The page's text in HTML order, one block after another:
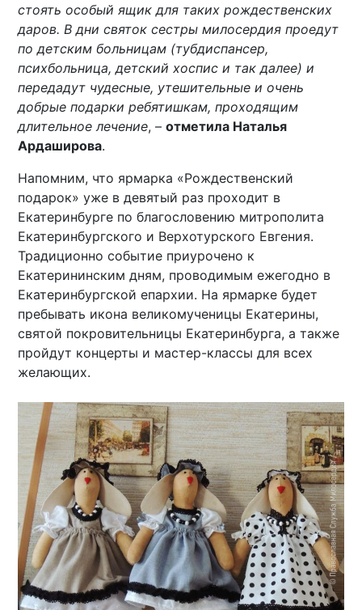
стоять особый ящик для таких рождественских
даров. В дни святок сестры милосердия проедут
по детским больницам (тубдиспансер,
психбольница, детский хоспис и так далее) и
передадут чудесные, утешительные и очень
добрые подарки ребятишкам, проходящим
длительное лечение, –отметила Наталья
Ардаширова.
Напомним, что ярмарка «Рождественский
подарок» уже в девятый раз проходит в
Екатеринбурге по благословению митрополита
Екатеринбургского и Верхотурского Евгения.
Традиционно событие приурочено к
Екатерининским дням, проводимым ежегодно в
Екатеринбургской епархии. На ярмарке будет
пребывать икона великомученицы Екатерины,
святой покровительницы Екатеринбурга, а также
пройдут концерты и мастер-классы для всех
желающих.